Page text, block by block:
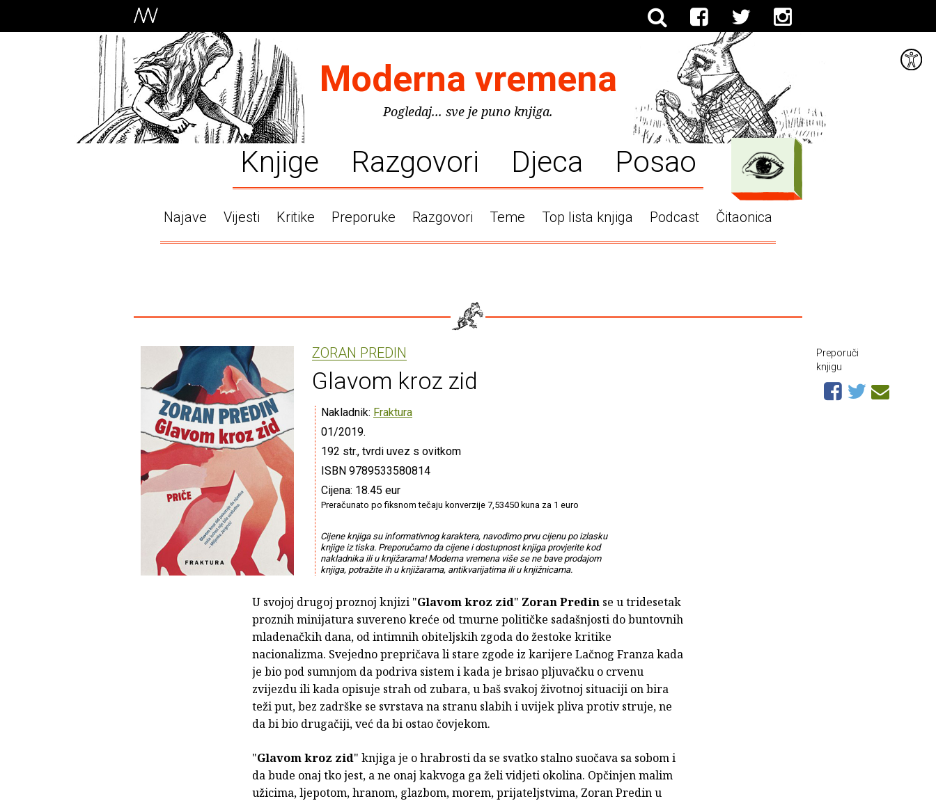
Moderna vremena
Pogledaj... sve je puno knjiga.
Knjige Razgovori Djeca Posao
Najave Vijesti Kritike Preporuke Razgovori Teme Top lista knjiga Podcast Čitaonica
ZORAN PREDIN
Glavom kroz zid
Nakladnik: Fraktura
01/2019.
192 str., tvrdi uvez s ovitkom
ISBN 9789533580814
Cijena: 18.45 eur
Preračunato po fiksnom tečaju konverzije 7,53450 kuna za 1 euro
Cijene knjiga su informativnog karaktera, navodimo prvu cijenu po izlasku
knjige iz tiska. Preporučamo da cijene i dostupnost knjiga provjerite kod
nakladnika ili u knjižarama! Moderna vremena više se ne bave prodajom
knjiga, potražite ih u knjižarama, antikvarijatima ili u knjižnicama.
U svojoj drugoj proznoj knjizi "Glavom kroz zid" Zoran Predin se u tridesetak
proznih minijatura suvereno kreće od tmurne političke sadašnjosti do buntovnih
mladenačkih dana, od intimnih obiteljskih zgoda do žestoke kritike
nacionalizma. Svejedno prepričava li stare zgode iz karijere Lačnog Franza kada
je bio pod sumnjom da podriva sistem i kada je brisao pljuvačku o crvenu
zvijezdu ili kada opisuje strah od zubara, u baš svakoj životnoj situaciji on bira
teži put, bez zadrške se svrstava na stranu slabih i uvijek pliva protiv struje, ne
da bi bio drugačiji, već da bi ostao čovjekom.
"Glavom kroz zid" knjiga je o hrabrosti da se svatko stalno suočava sa sobom i
da bude onaj tko jest, a ne onaj kakvoga ga želi vidjeti okolina. Opčinjen malim
užicima, ljepotom, hranom, glazbom, morem, prijateljstvima, Zoran Predin u
Preporuči
knjigu